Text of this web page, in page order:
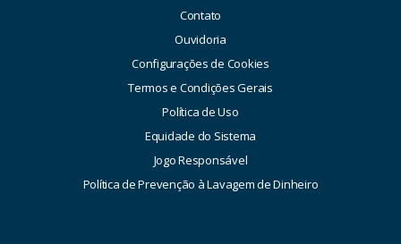
Contato
Ouvidoria
Configurações de Cookies
Termos e Condições Gerais
Política de Uso
Equidade do Sistema
Jogo Responsável
Política de Prevenção à Lavagem de Dinheiro